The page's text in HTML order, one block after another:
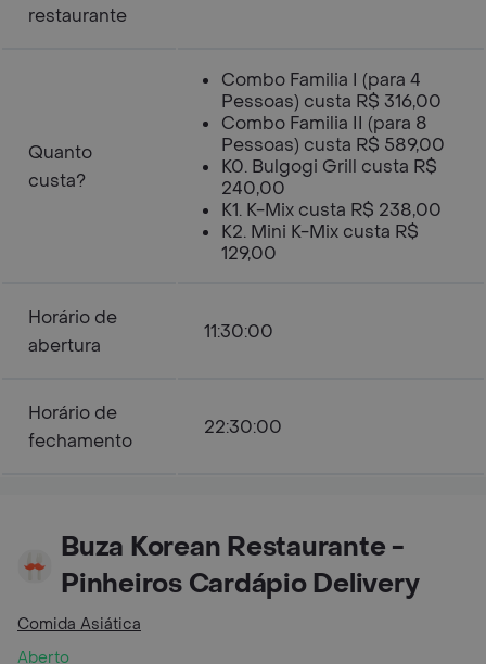
restaurante
Quanto
custa?
Combo Familia I (para 4
Pessoas) custa R$ 316,00
Combo Familia II (para 8
Pessoas) custa R$ 589,00
K0. Bulgogi Grill custa R$
240,00
K1. K-Mix custa R$ 238,00
K2. Mini K-Mix custa R$
129,00
Horário de
abertura
11:30:00
Horário de
fechamento
22:30:00
Buza Korean Restaurante -
Pinheiros Cardápio Delivery
Comida Asiática
Aberto